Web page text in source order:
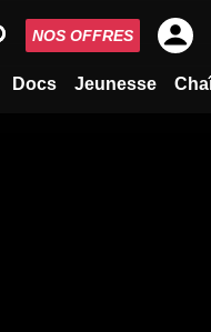
Docs Jeunesse
NOS OFFRES